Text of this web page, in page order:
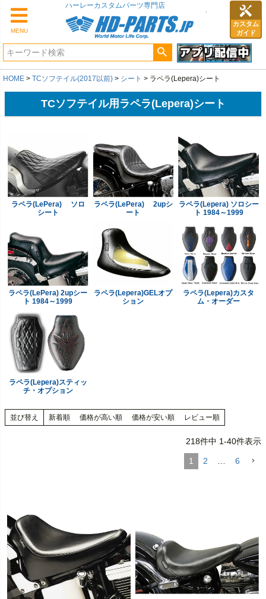
MENU
カスタム
ガイド
HOME TCソフテイル(2017以前) シート ラペラ(Lepera)シート
TCソフテイル用ラペラ(Lepera)シート
ラペラ(LePera) ソロ
シート
ラペラ(LePera) 2upシ
ート
ラペラ(Lepera) ソロシー
ト 1984～1999
ラペラ(LePera) 2upシー
ト 1984～1999
ラペラ(Lepera)GELオプ
ション
ラペラ(Lepera)カスタ
ム・オーダー
ラペラ(Lepera)スティッ
チ・オプション
並び替え 新着順 価格が高い順 価格が安い順 レビュー順
218件中 1-40件表示
1 2 6